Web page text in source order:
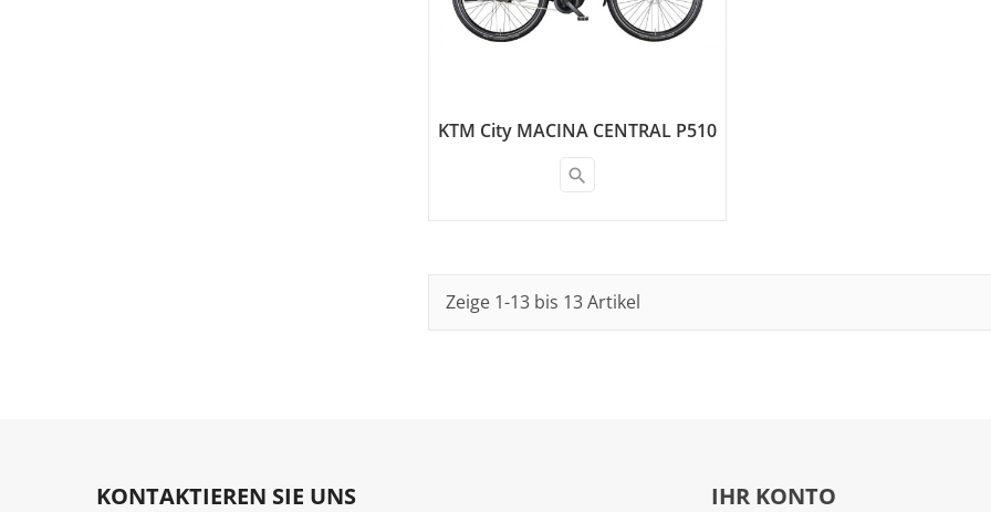
KTM City MACINA CENTRAL P510
search
Zeige 1-13 bis 13 Artikel
KONTAKTIEREN SIE UNS IHR KONTO